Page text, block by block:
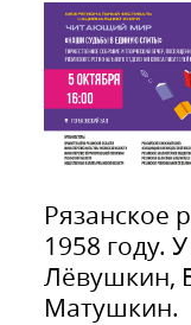
Рязанское
1958 году.
Лёвушкин,
Матушкин.